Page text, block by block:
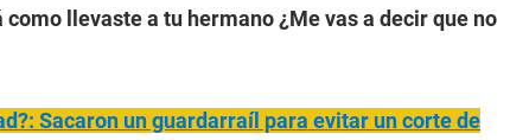
como llevaste a tu hermano ¿Me vas a decir que no
Sacaron un guardarraíl para evitar un corte de